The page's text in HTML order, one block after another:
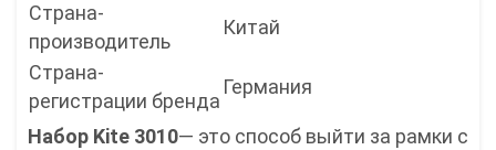
Страна-
производитель
Китай
Страна-
регистрации бренда
Германия
Набор Kite 3010— это способ выйти за рамки с